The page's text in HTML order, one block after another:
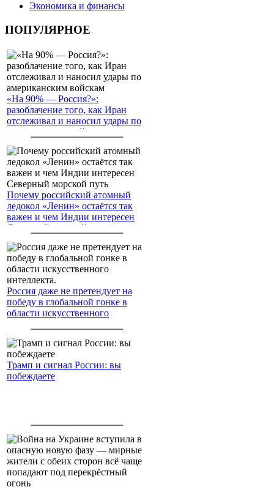
Экономика и финансы
ПОПУЛЯРНОЕ
«На 90% — Россия?»:
разоблачение того, как Иран
отслеживал и наносил удары по
американским войскам
Почему российский атомный
ледокол «Ленин» остаётся так
важен и чем Индии интересен
Северный морской путь
Россия даже не претендует на
победу в глобальной гонке в
области искусственного
Трамп и сигнал России: вы
побеждаете